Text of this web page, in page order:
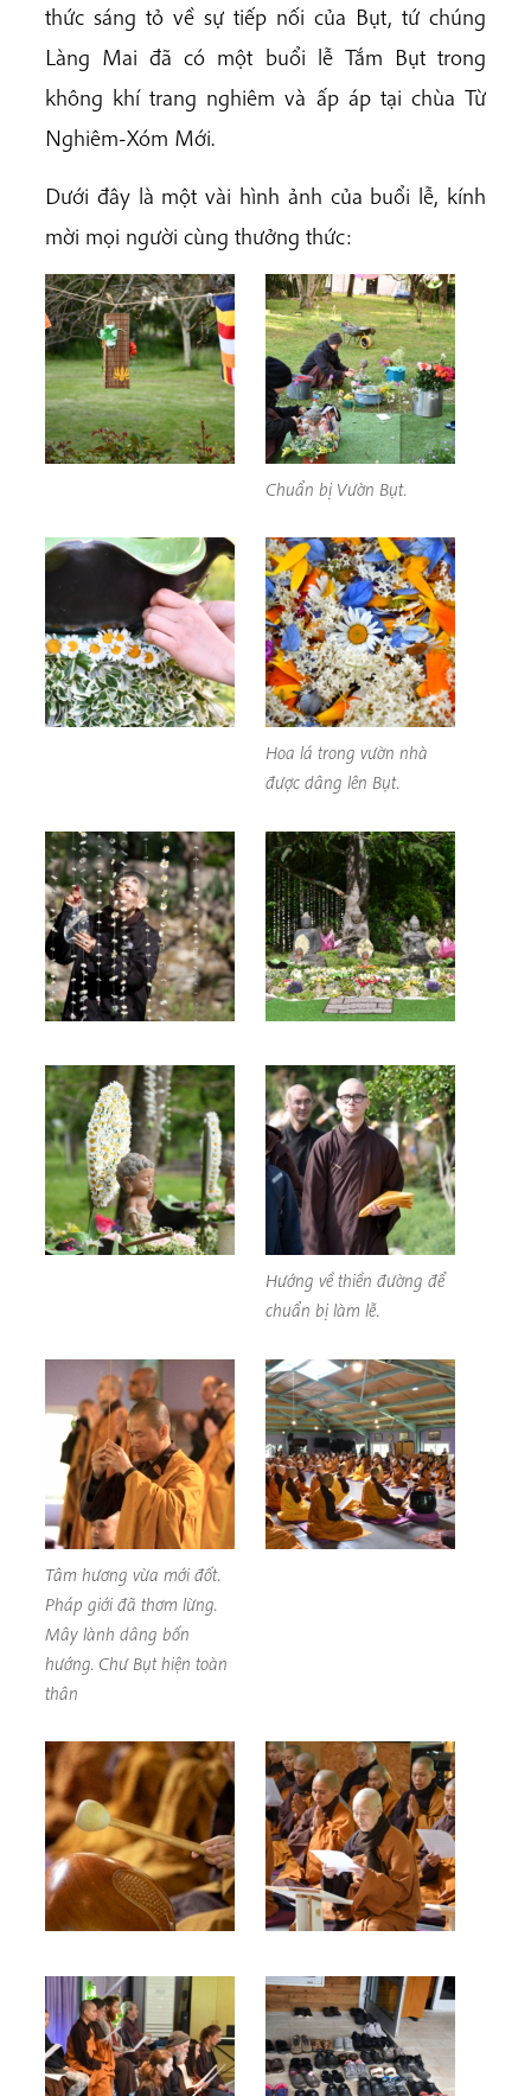
thức sáng tỏ về sự tiếp nối của Bụt, tứ chúng
Làng Mai đã có một buổi lễ Tắm Bụt trong
không khí trang nghiêm và ấp áp tại chùa Từ
Nghiêm-Xóm Mới.
Dưới đây là một vài hình ảnh của buổi lễ, kính
mời mọi người cùng thưởng thức:
Chuẩn bị Vườn Bụt.
Hoa lá trong vườn nhà
được dâng lên Bụt.
Hướng về thiền đường để
chuẩn bị làm lễ.
Tâm hương vừa mới đốt.
Pháp giới đã thơm lừng.
Mây lành dâng bốn
hướng. Chư Bụt hiện toàn
thân